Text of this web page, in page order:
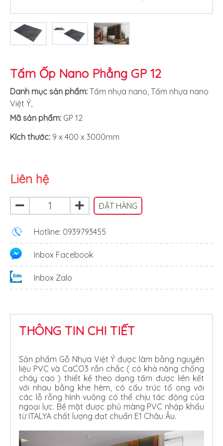
Tấm Ốp Nano Phẳng GP 12
Danh mục sản phẩm: Tấm nhựa nano Tấm nhựa nano
Việt Ý
Mã sản phẩm: GP 12
Kích thước: 9 x 400 x 3000mm
Liên hệ
ĐẶT HÀNG
Hotline: 0939793455
Inbox Facebook
Inbox Zalo
THÔNG TIN CHI TIẾT
Sản phẩm Gỗ Nhựa Việt Ý được làm bằng nguyên
liệu PVC và CaCO3 rắn chắc ( có khả năng chống
cháy cao ) thiết kế theo dạng tấm được liên kết
với nhau bằng khe hèm, có cấu trúc tổ ong với
các lỗ rỗng hình vuông có thể chịu tác động của
ngoại lực. Bề mặt được phủ màng PVC nhập khẩu
từ ITALYA chất lượng đạt chuẩn E1 Châu Âu.